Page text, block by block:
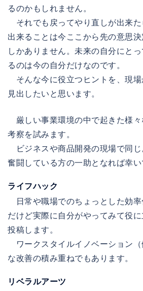
るのかもしれません。
それでも戻ってやり直しが出来た
出来ることは今ここから先の意思
しかありません。未来の自分にと
るのは今の自分だけなのです。
そんな今に役立つヒントを、現場
見出したいと思います。
厳しい事業環境の中で起きた様々
考察を試みます。
ビジネスや商品開発の現場で同じ
奮闘している方の一助となれば幸い
ライフハック
日常や職場でのちょっとした効
だけど実際に自分がやってみて役
投稿します。
ワークスタイルイノベーション（
な改善の積み重ねでもあります。
リベラルアーツ